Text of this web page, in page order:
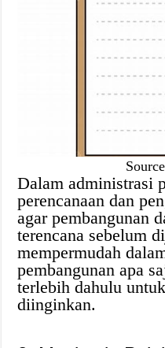
Dalam administrasi
perencanaan dan
agar pembangunan
terencana sebelum
mempermudah
pembangunan apa
terlebih dahulu
diinginkan.